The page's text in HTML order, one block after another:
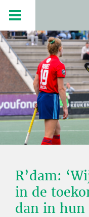
R’dam:
in de
dan in hun